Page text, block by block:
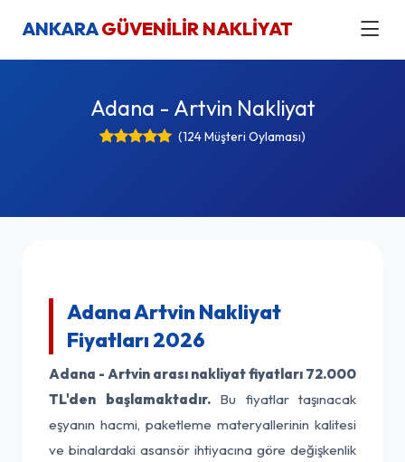
ANKARAGÜVENİLİR NAKLİYAT
Adana - Artvin Nakliyat
(124 Müşteri Oylaması)
Adana Artvin Nakliyat
Fiyatları 2026
Adana - Artvin arası nakliyat fiyatları 72.000
TL'den başlamaktadır.Bu fiyatlar taşınacak
eşyanın hacmi, paketleme materyallerinin kalitesi
ve binalardaki asansör ihtiyacına göre değişkenlik